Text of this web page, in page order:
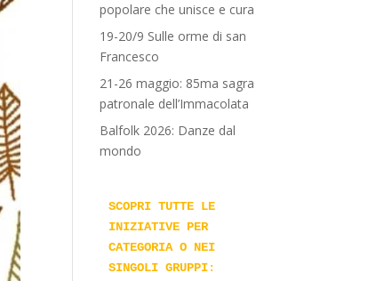
popolare che unisce e cura
19-20/9 Sulle orme di san
Francesco
21-26 maggio: 85ma sagra
patronale dell’Immacolata
Balfolk 2026: Danze dal
mondo
SCOPRI TUTTE LE
INIZIATIVE PER
CATEGORIA O NEI
SINGOLI GRUPPI: